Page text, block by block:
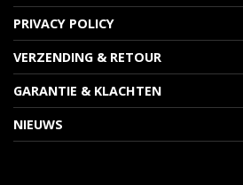
PRIVACY POLICY
VERZENDING & RETOUR
GARANTIE & KLACHTEN
NIEUWS